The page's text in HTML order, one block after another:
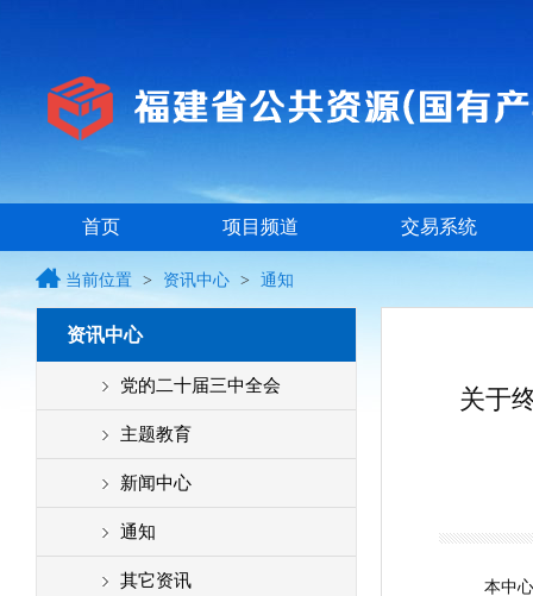
首页 项目频道 交易系统
当前位置 > 资讯中心 > 通知
资讯中心
党的二十届三中全会
主题教育
新闻中心
通知
其它资讯
关于
本中心于